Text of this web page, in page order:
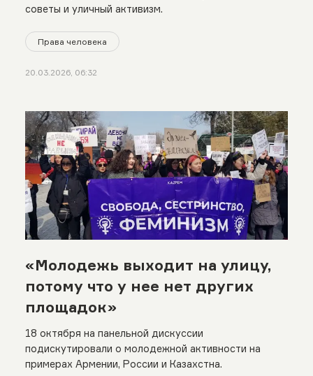
советы и уличный активизм.
Права человека
20.03.2026, 06:32
«Молодежь выходит на улицу,
потому что у нее нет других
площадок»
18 октября на панельной дискуссии
подискутировали о молодежной активности на
примерах Армении, России и Казахстна.